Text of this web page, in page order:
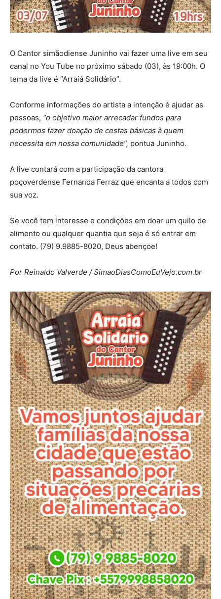
O Cantor simãodiense Juninho vai fazer uma live em seu
canal no You Tube no próximo sábado (03), às 19:00h. O
tema da live é “Arraiá Solidário”.
Conforme informações do artista a intenção é ajudar as
pessoas, “o objetivo maior arrecadar fundos para
podermos fazer doação de cestas básicas à quem
necessita em nossa comunidade”, pontua Juninho.
A live contará com a participação da cantora
poçoverdense Fernanda Ferraz que encanta a todos com
sua voz.
Se você tem interesse e condições em doar um quilo de
alimento ou qualquer quantia que seja é só entrar em
contato. (79) 9.9885-8020, Deus abençoe!
Por Reinaldo Valverde / SimaoDiasComoEuVejo.com.br